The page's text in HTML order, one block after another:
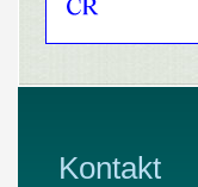
Kontakt